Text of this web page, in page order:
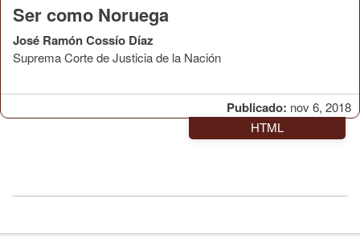
Publicado: nov 6, 2018
Ser como Noruega
José Ramón Cossío Díaz
Suprema Corte de Justicia de la Nación
HTML